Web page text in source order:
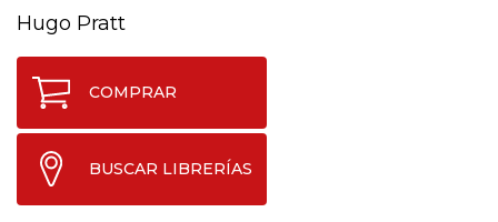
Hugo Pratt
COMPRAR
BUSCAR LIBRERÍAS